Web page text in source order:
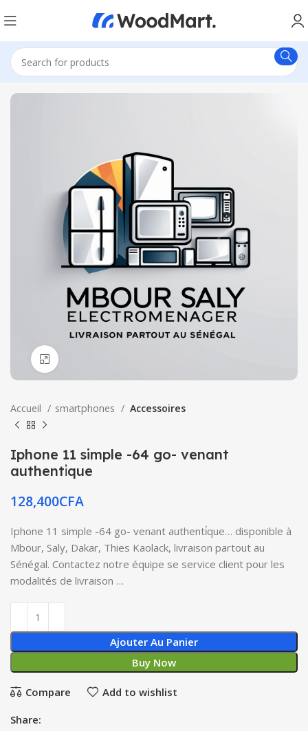
Accueil smartphones Accessoires
Iphone 11 simple -64 go- venant
authenti̇que
128,400CFA
Iphone 11 simple -64 go- venant authenti̇que… disponible à
Mbour, Saly, Dakar, Thies Kaolack, livraison partout au
Sénégal. Contactez notre équipe se service client pour les
modalités de livraison …
Ajouter Au Panier
Buy Now
Compare Add to wishlist
Share: